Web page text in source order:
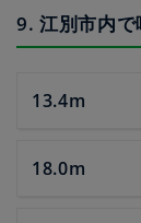
9. 江別市内で
13.4m
18.0m